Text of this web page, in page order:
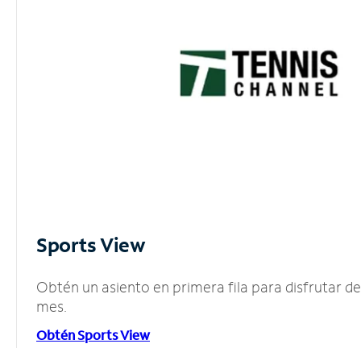
Sports View
Obtén un asiento en primera fila para disfrutar
mes.
Obtén Sports View